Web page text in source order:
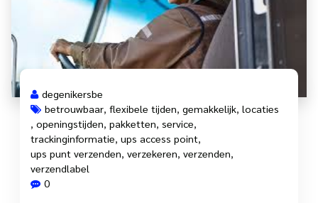
degenikersbe
betrouwbaar flexibele tijden gemakkelijk locaties
openingstijden pakketten service
trackinginformatie ups access point
ups punt verzenden verzekeren verzenden
verzendlabel
0